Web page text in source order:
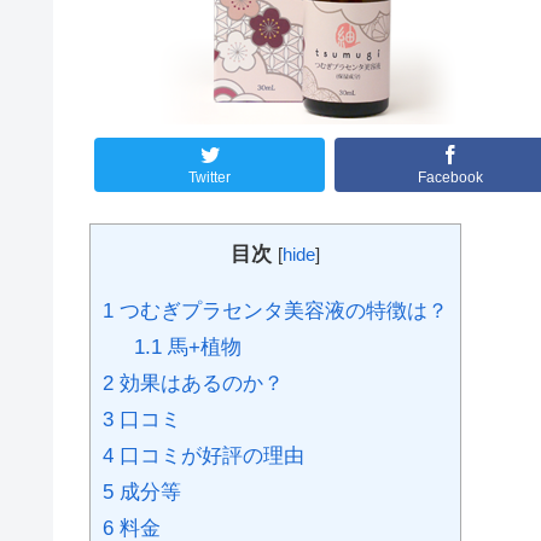
Twitter Facebook
目次 [hide]
1 つむぎプラセンタ美容液の特徴は？
1.1馬+植物
2 効果はあるのか？
3 口コミ
4 口コミが好評の理由
5 成分等
6 料金